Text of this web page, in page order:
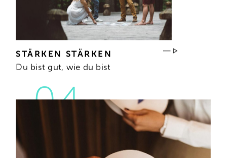
STÄRKEN STÄRKEN
Du bist gut, wie du bist